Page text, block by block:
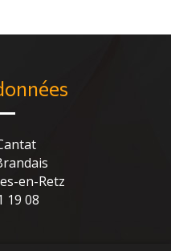
en-Retz
19 08